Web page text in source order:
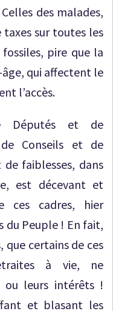
des malades,
taxes sur toutes les
pire que la
qui affectent le
l’accès.
Députés et de
Conseils et de
faiblesses, dans
est décevant et
ces cadres, hier
du Peuple ! En fait,
que certains de ces
à vie, ne
ou leurs intérêts !
et blasant les